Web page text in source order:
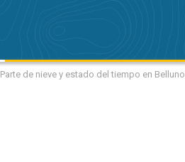
Parte de nieve y estado del tiempo en Belluno